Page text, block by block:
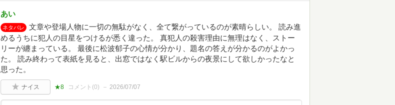
あい
ネタバレ
文章や登場人物に一切の無駄がなく、全て繋がっているのが素晴らしい。 読み進
めるうちに犯人の目星をつけるが悉く違った。 真犯人の殺害理由に無理はなく、ストー
リーが纏まっている。 最後に松波郁子の心情が分かり、題名の答えが分かるのがよかっ
た。 読み終わって表紙を見ると、出窓ではなく駅ビルからの夜景にして欲しかったなと
思った。
ナイス ★8 コメント(0) 2026/07/07